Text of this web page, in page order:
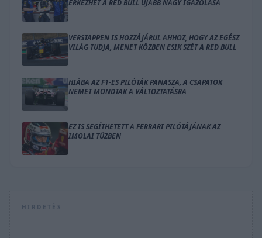
ÉRKEZHET A RED BULL ÚJABB NAGY IGAZOLÁSA
VERSTAPPEN IS HOZZÁJÁRUL AHHOZ, HOGY AZ EGÉSZ
VILÁG TUDJA, MENET KÖZBEN ESIK SZÉT A RED BULL
HIÁBA AZ F1-ES PILÓTÁK PANASZA, A CSAPATOK
NEMET MONDTAK A VÁLTOZTATÁSRA
EZ IS SEGÍTHETETT A FERRARI PILÓTÁJÁNAK AZ
IMOLAI TŰZBEN
HIRDETÉS